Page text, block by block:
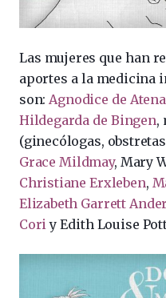
Las mujeres que han
aportes a la medicina
son:Agnodice de
Hildegarda de Bingen,
(ginecólogas,
Grace Mildmay, Mary
Christiane Erxleben,
Elizabeth Garrett
CoriyEdith Louise